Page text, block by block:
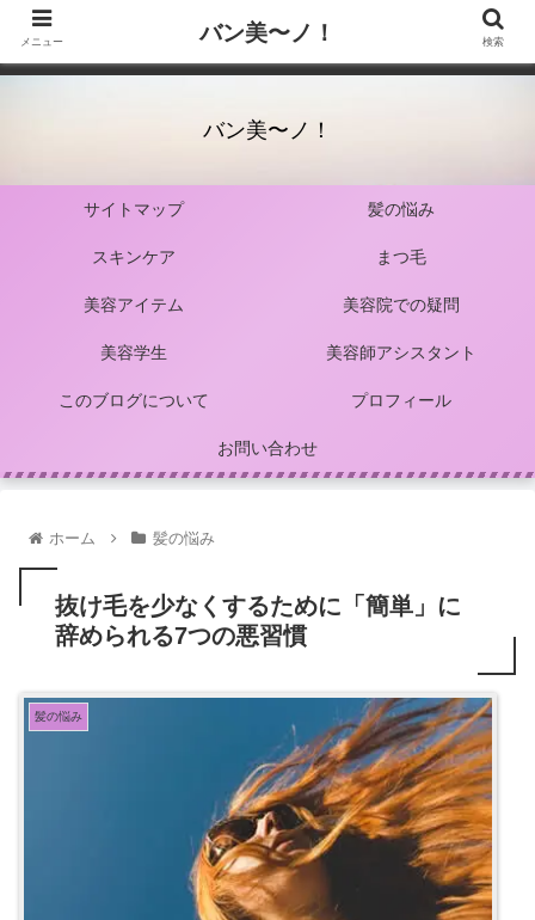
バン美〜ノ！
サイトマップ 髪の悩み
スキンケア まつ毛
美容アイテム 美容院での疑問
美容学生 美容師アシスタント
このブログについて プロフィール
お問い合わせ
ホーム 髪の悩み
抜け毛を少なくするために「簡単」に
辞められる7つの悪習慣
髪の悩み
メニュー バン美〜ノ！ 検索